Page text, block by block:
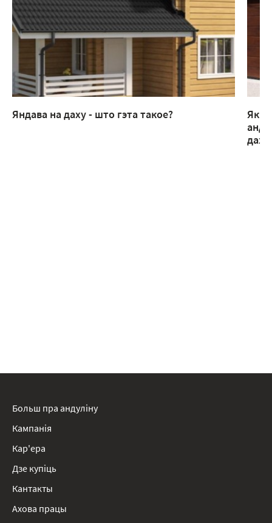
Яндава на даху - што гэта такое?
Як
дах
Больш пра андуліну
Кампанія
Кар'ера
Дзе купіць
Кантакты
Ахова працы